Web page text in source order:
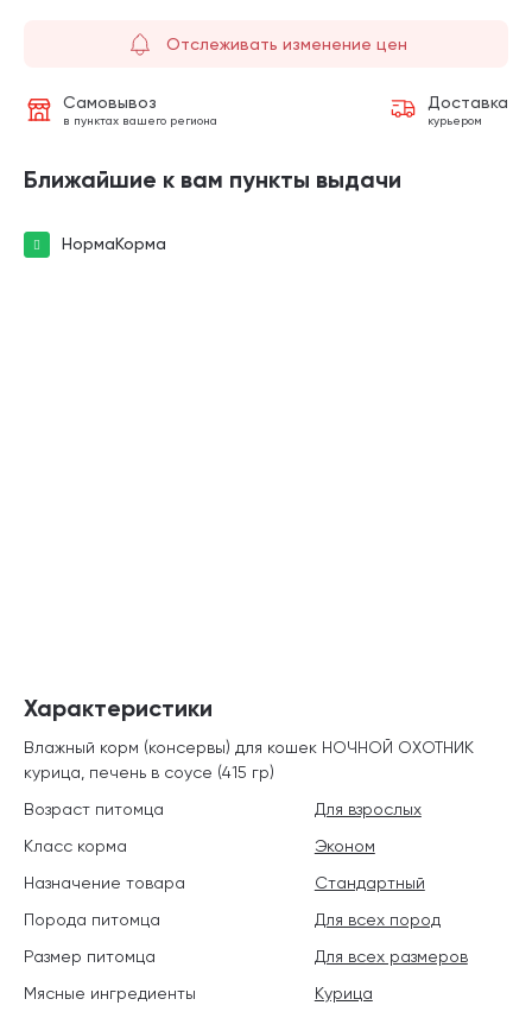
Отслеживать изменение цен
Самовывоз
в пунктах вашего региона
Доставка
курьером
Ближайшие к вам пункты выдачи
НормаКорма
Характеристики
Влажный корм (консервы) для кошек НОЧНОЙ ОХОТНИК
курица, печень в соусе (415 гр)
Возраст питомца
Для взрослых
Класс корма
Эконом
Назначение товара
Стандартный
Порода питомца
Для всех пород
Размер питомца
Для всех размеров
Мясные ингредиенты
Курица